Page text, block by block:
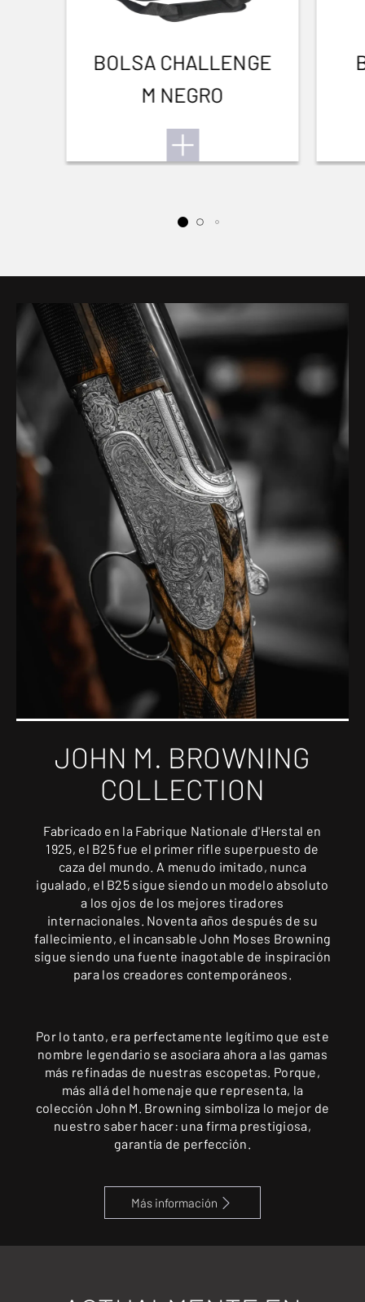
BOLSA CHALLENGE
M NEGRO
JOHN M. BROWNING
COLLECTION
Fabricado en la Fabrique Nationale d'Herstal en
1925, el B25 fue el primer rifle superpuesto de
caza del mundo. A menudo imitado, nunca
igualado, el B25 sigue siendo un modelo absoluto
a los ojos de los mejores tiradores
internacionales. Noventa años después de su
fallecimiento, el incansable John Moses Browning
sigue siendo una fuente inagotable de inspiración
para los creadores contemporáneos.
Por lo tanto, era perfectamente legítimo que este
nombre legendario se asociara ahora a las gamas
más refinadas de nuestras escopetas. Porque,
más allá del homenaje que representa, la
colección John M. Browning simboliza lo mejor de
nuestro saber hacer: una firma prestigiosa,
garantía de perfección.
Más información